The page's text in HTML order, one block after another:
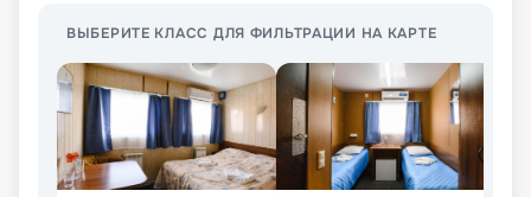
ВЫБЕРИТЕ КЛАСС ДЛЯ ФИЛЬТРАЦИИ НА КАРТЕ